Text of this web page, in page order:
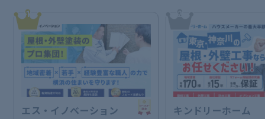
1
エス・イノベーション
キンドリーホーム